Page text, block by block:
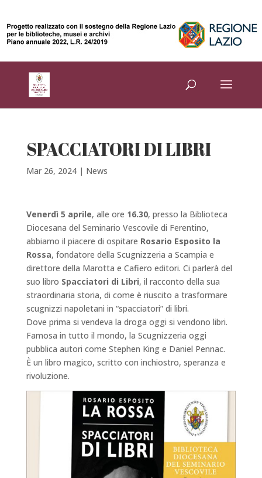
SPACCIATORI DI LIBRI
Mar 26, 2024| News
Venerdì 5 aprile, alle ore 16.30, presso la Biblioteca
Diocesana del Seminario Vescovile di Ferentino,
abbiamo il piacere di ospitare Rosario Esposito la
Rossa, fondatore della Scugnizzeria a Scampia e
direttore della Marotta e Cafiero editori. Ci parlerà del
suo libro Spacciatori di Libri, il racconto della sua
straordinaria storia, di come è riuscito a trasformare
scugnizzi napoletani in “spacciatori” di libri.
Dove prima si vendeva la droga oggi si vendono libri.
Famosa in tutto il mondo, la Scugnizzeria oggi
pubblica autori come Stephen King e Daniel Pennac.
È un libro magico, scritto con inchiostro, speranza e
rivoluzione.